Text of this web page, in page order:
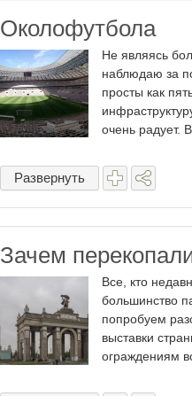
Околофутбола
Не являясь
наблюдаю за
просты как
очень радует.
Развернуть
Зачем
Все, кто
большинство
попробуем
выставки
ограждениям